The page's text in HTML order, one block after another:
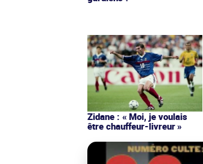
Zidane : « Moi, je voulais
être chauffeur-livreur »